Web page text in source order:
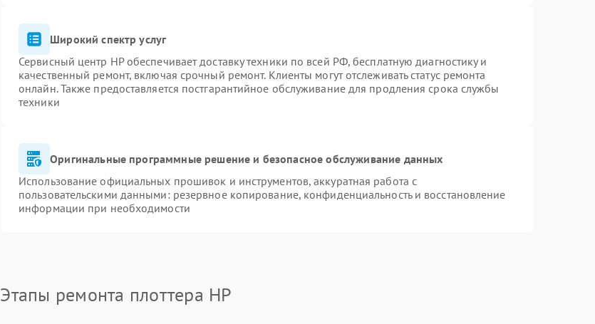
Широкий спектр услуг
Сервисный центр HP обеспечивает доставку техники по всей РФ, бесплатную диагностику и
качественный ремонт, включая срочный ремонт. Клиенты могут отслеживать статус ремонта
онлайн. Также предоставляется постгарантийное обслуживание для продления срока службы
техники
Оригинальные программные решение и безопасное обслуживание данных
Использование официальных прошивок и инструментов, аккуратная работа с
пользовательскими данными: резервное копирование, конфиденциальность и восстановление
информации при необходимости
Этапы ремонта плоттера HP